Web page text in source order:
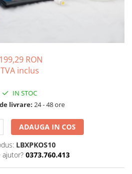
gaz si
GPL
solare
199,29 RON
TVA inclus
IN STOC
livrare: 24 - 48 ore
ADAUGA IN COS
LBXPKOS10
ajutor? 0373.760.413